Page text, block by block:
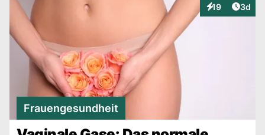
19
Interaktionen
3d
Frauengesundheit